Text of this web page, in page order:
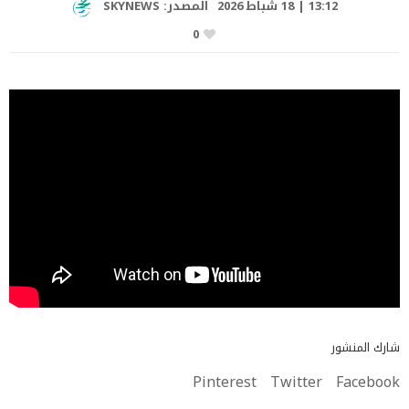
13:12 | 18 شباط 2026 المصدر: SKYNEWS
0
شارك المنشور
Facebook
Twitter
Pinterest